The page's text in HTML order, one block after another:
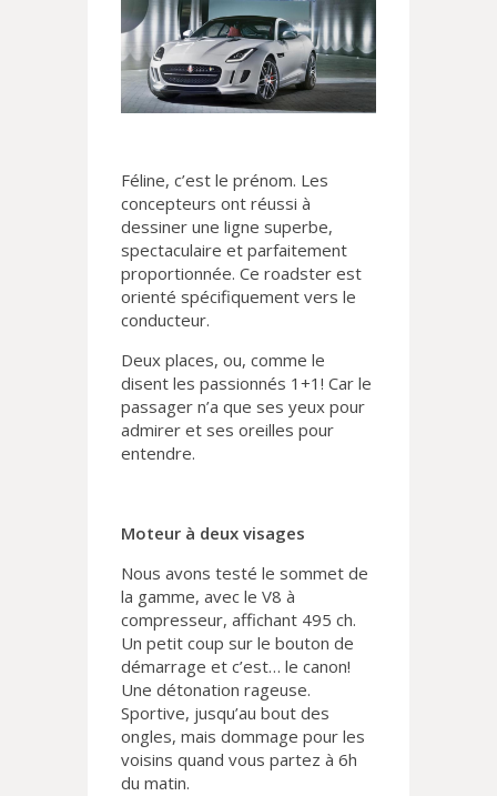
Féline, c’est le prénom. Les
concepteurs ont réussi à
dessiner une ligne superbe,
spectaculaire et parfaitement
proportionnée. Ce roadster est
orienté spécifiquement vers le
conducteur.
Deux places, ou, comme le
disent les passionnés 1+1! Car le
passager n’a que ses yeux pour
admirer et ses oreilles pour
entendre.
Moteur à deux visages
Nous avons testé le sommet de
la gamme, avec le V8 à
compresseur, affichant 495 ch.
Un petit coup sur le bouton de
démarrage et c’est… le canon!
Une détonation rageuse.
Sportive, jusqu’au bout des
ongles, mais dommage pour les
voisins quand vous partez à 6h
du matin.